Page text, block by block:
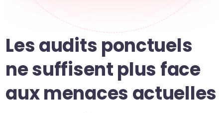
Les audits ponctuels
ne suffisent plus face
aux menaces actuelles